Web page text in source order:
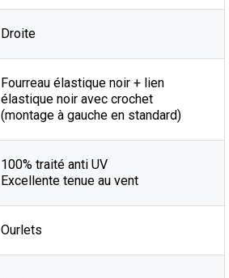
Droite
Fourreau élastique noir + lien
élastique noir avec crochet
(montage à gauche en standard)
100% traité anti UV
Excellente tenue au vent
Ourlets